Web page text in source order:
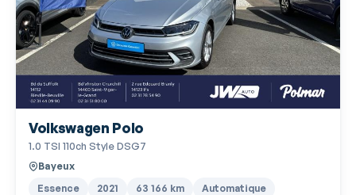
Poches d'aumonières
Poignées ton carrosserie
Pommeau de levier vitesse en cuir
Porte-gobelets avant
Prise 12V
Volkswagen Polo
1.0 TSI 110ch Style DSG7
Bayeux
Essence 2021 63 166 km Automatique